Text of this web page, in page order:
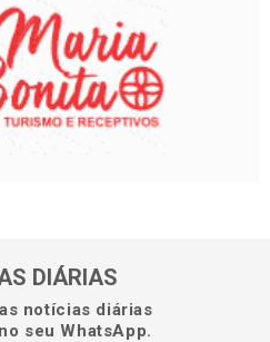
DIÁRIAS
notícias diárias
seu WhatsApp.